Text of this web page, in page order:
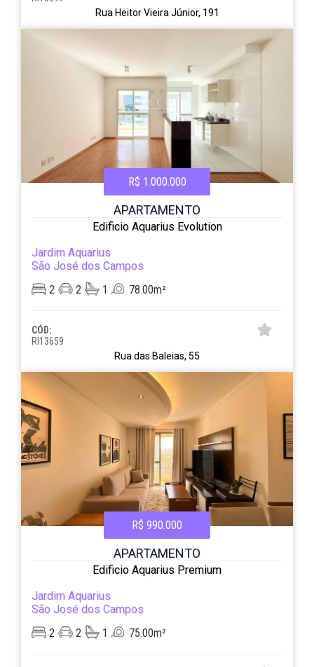
Rua Heitor Vieira Júnior, 191
R$ 1.000.000
APARTAMENTO
Edificio Aquarius Evolution
Jardim Aquarius
São José dos Campos
2
2 1 78.00m²
CÓD:
RI13659
Rua das Baleias, 55
R$ 990.000
APARTAMENTO
Edificio Aquarius Premium
Jardim Aquarius
São José dos Campos
2
2 1 75.00m²